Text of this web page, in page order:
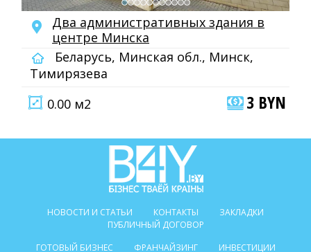
Два административных здания в
центре Минска
Беларусь, Минская обл., Минск,
Тимирязева
0.00 м2
3 BYN
НОВОСТИ И СТАТЬИ КОНТАКТЫ
ЗАКЛАДКИ
ПУБЛИЧНЫЙ ДОГОВОР
ГОТОВЫЙ БИЗНЕС
ФРАНЧАЙЗИНГ ИНВЕСТИЦИИ